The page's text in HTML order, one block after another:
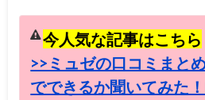
今人気な記事はこちら
>>ミュゼの口コミまと
でできるか聞いてみた！